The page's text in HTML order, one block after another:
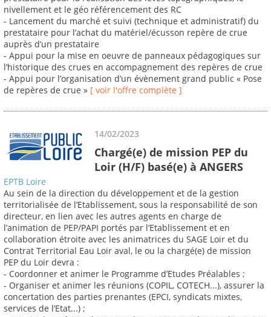
nivellement et le géo référencement des RC
- Lancement du marché et suivi (technique et administratif) du
prestataire pour l’achat du matériel/écusson repère de crue
auprès d’un prestataire
- Appui pour la mise en oeuvre de panneaux pédagogiques sur
l’historique des crues en accompagnement des repères de crue
- Appui pour l’organisation d’un évènement grand public « Pose
de repères de crue » [ voir l'offre complète ]
14/02/2023
Chargé(e) de mission PEP du
Loir (H/F) basé(e) à ANGERS
EPTB Loire
Au sein de la direction du développement et de la gestion
territorialisée de l’Etablissement, sous la responsabilité de son
directeur, en lien avec les autres agents en charge de
l’animation de PEP/PAPI portés par l’Etablissement et en
collaboration étroite avec les animatrices du SAGE Loir et du
Contrat Territorial Eau Loir aval, le ou la chargé(e) de mission
PEP du Loir devra :
- Coordonner et animer le Programme d’Etudes Préalables ;
- Organiser et animer les réunions (COPIL, COTECH...), assurer la
concertation des parties prenantes (EPCI, syndicats mixtes,
services de l’Etat...) ;